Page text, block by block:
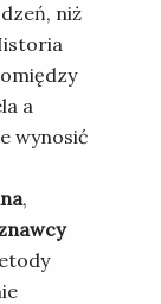
niż
a
wynosić
,